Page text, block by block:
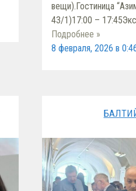
вещи).Гостиница
43/1)17:00 –
Подробнее »
8 февраля, 2026 в